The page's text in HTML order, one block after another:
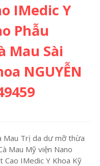
IMedic Y
Phẫu
Mau Sài
NGUYỄN
Mau Trị da dư mỡ thừa
Mau Mỹ viện Nano
Cao IMedic Y Khoa Kỹ